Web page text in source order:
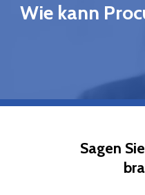
Wie kann
Sagen